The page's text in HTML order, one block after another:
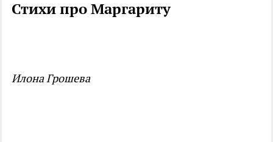
Стихи про Маргариту
Илона Грошева